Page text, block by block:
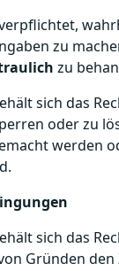
zu
zu
sich das
oder zu
werden
sich das
Gründen